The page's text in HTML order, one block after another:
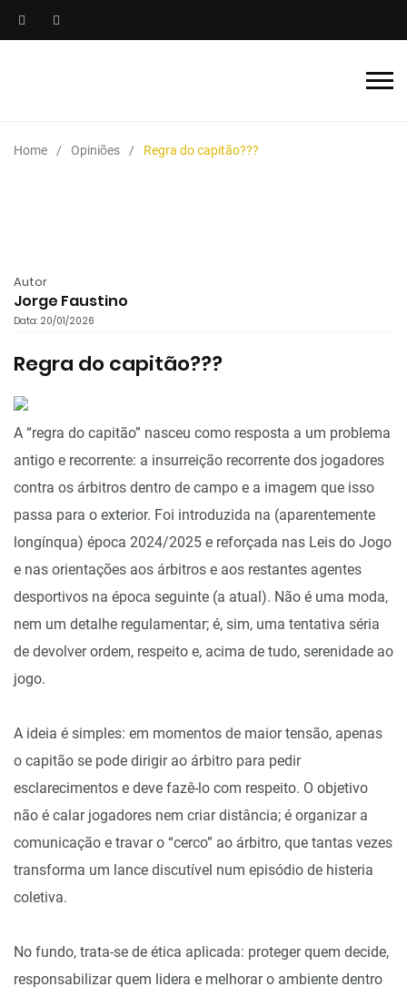
Home Opiniões Regra do capitão???
Autor
Jorge Faustino
Data: 20/01/2026
Regra do capitão???
A “regra do capitão” nasceu como resposta a um problema
antigo e recorrente: a insurreição recorrente dos jogadores
contra os árbitros dentro de campo e a imagem que isso
passa para o exterior. Foi introduzida na (aparentemente
longínqua) época 2024/2025 e reforçada nas Leis do Jogo
e nas orientações aos árbitros e aos restantes agentes
desportivos na época seguinte (a atual). Não é uma moda,
nem um detalhe regulamentar; é, sim, uma tentativa séria
de devolver ordem, respeito e, acima de tudo, serenidade ao
jogo.
A ideia é simples: em momentos de maior tensão, apenas
o capitão se pode dirigir ao árbitro para pedir
esclarecimentos e deve fazê-lo com respeito. O objetivo
não é calar jogadores nem criar distância; é organizar a
comunicação e travar o “cerco” ao árbitro, que tantas vezes
transforma um lance discutível num episódio de histeria
coletiva.
No fundo, trata-se de ética aplicada: proteger quem decide,
responsabilizar quem lidera e melhorar o ambiente dentro